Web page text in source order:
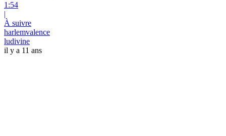
1:54
|
À suivre
harlemvalence
ludivine
il y a 11 ans